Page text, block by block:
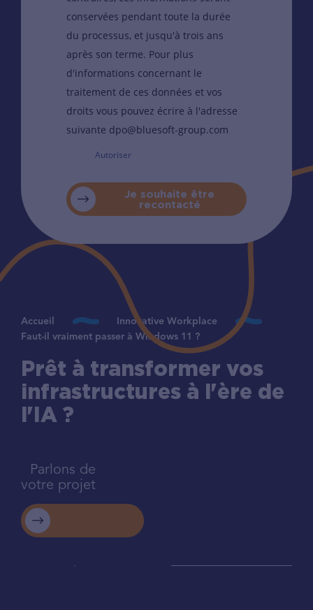
conservées pendant toute la durée
du processus, et jusqu'à trois ans
après son terme. Pour plus
d'informations concernant le
traitement de ces données et vos
droits vous pouvez écrire à l'adresse
suivante dpo@bluesoft-group.com
Autoriser
Je souhaite être
recontacté
Accueil
Innovative Workplace
Faut-il vraiment passer à Windows 11 ?
Prêt à transformer vos
infrastructures à l'ère de
l'IA ?
Parlons de
votre projet